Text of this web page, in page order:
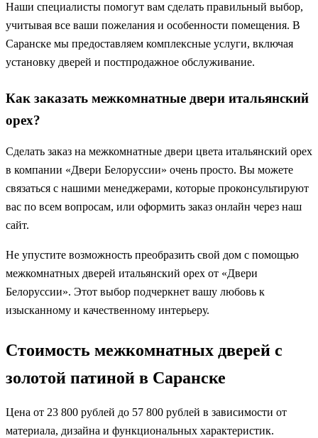
Наши специалисты помогут вам сделать правильный выбор,
учитывая все ваши пожелания и особенности помещения. В
Саранске мы предоставляем комплексные услуги, включая
установку дверей и постпродажное обслуживание.
Как заказать межкомнатные двери итальянский
орех?
Сделать заказ на межкомнатные двери цвета итальянский орех
в компании «Двери Белоруссии» очень просто. Вы можете
связаться с нашими менеджерами, которые проконсультируют
вас по всем вопросам, или оформить заказ онлайн через наш
сайт.
Не упустите возможность преобразить свой дом с помощью
межкомнатных дверей итальянский орех от «Двери
Белоруссии». Этот выбор подчеркнет вашу любовь к
изысканному и качественному интерьеру.
Стоимость межкомнатных дверей с
золотой патиной в Саранске
Цена от 23 800 рублей до 57 800 рублей в зависимости от
материала, дизайна и функциональных характеристик.